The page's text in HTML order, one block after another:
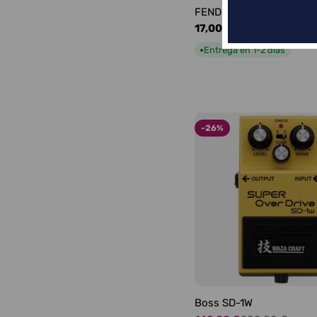
FENDER LOGO
Precio
habitual
17,00 €
●Entrega en 1-2 días
-26%
Boss SD-1W